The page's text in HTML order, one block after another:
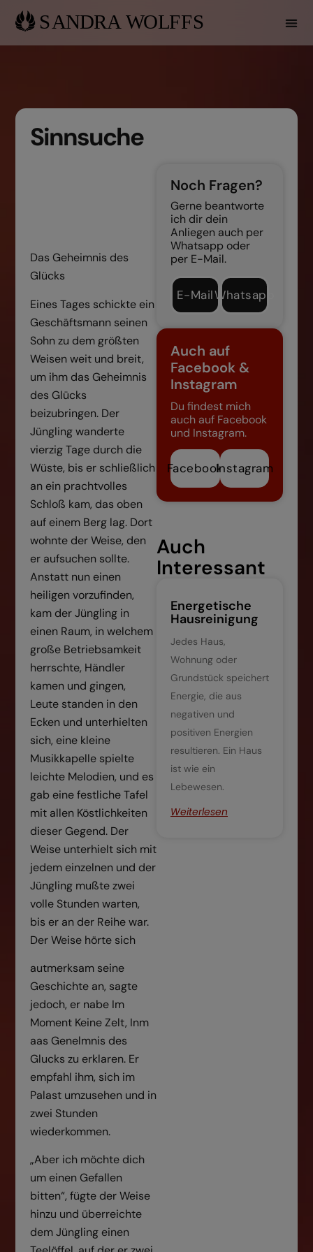
Sinnsuche
Das Geheimnis des
Glücks
Eines Tages schickte ein
Geschäftsmann seinen
Sohn zu dem größten
Weisen weit und breit,
um ihm das Geheimnis
des Glücks
beizubringen. Der
Jüngling wanderte
vierzig Tage durch die
Wüste, bis er schließlich
an ein prachtvolles
Schloß kam, das oben
auf einem Berg lag. Dort
wohnte der Weise, den
er aufsuchen sollte.
Anstatt nun einen
heiligen vorzufinden,
kam der Jüngling in
einen Raum, in welchem
große Betriebsamkeit
herrschte, Händler
kamen und gingen,
Leute standen in den
Ecken und unterhielten
sich, eine kleine
Musikkapelle spielte
leichte Melodien, und es
gab eine festliche Tafel
mit allen Köstlichkeiten
dieser Gegend. Der
Weise unterhielt sich mit
jedem einzelnen und der
Jüngling mußte zwei
volle Stunden warten,
bis er an der Reihe war.
Der Weise hörte sich
autmerksam seine
Geschichte an, sagte
jedoch, er nabe Im
Moment Keine Zelt, Inm
aas Genelmnis des
Glucks zu erklaren. Er
empfahl ihm, sich im
Palast umzusehen und in
zwei Stunden
wiederkommen.
„Aber ich möchte dich
um einen Gefallen
bitten“, fügte der Weise
hinzu und überreichte
dem Jüngling einen
Noch Fragen?
Gerne beantworte
ich dir dein
Anliegen auch per
Whatsapp oder
per E-Mail.
E-MailWhatsapp
Auch auf
Facebook &
Instagram
Du findest mich
auch auf Facebook
und Instagram.
FacebookInstagram
Auch
Interessant
Energetische
Hausreinigung
Jedes Haus,
Wohnung oder
Grundstück speichert
Energie, die aus
negativen und
positiven Energien
resultieren. Ein Haus
ist wie ein
Lebewesen.
Weiterlesen